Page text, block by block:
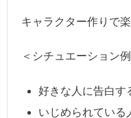
キャラクター作りで
＜シチュエーション例
好きな人に告白す
いじめられている